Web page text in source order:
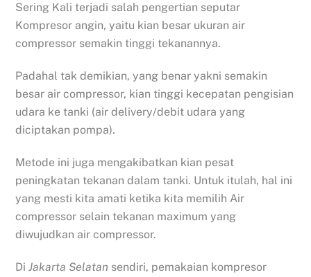
Sering Kali terjadi salah pengertian seputar
Kompresor angin, yaitu kian besar ukuran air
compressor semakin tinggi tekanannya.
Padahal tak demikian, yang benar yakni semakin
besar air compressor, kian tinggi kecepatan pengisian
udara ke tanki (air delivery/debit udara yang
diciptakan pompa).
Metode ini juga mengakibatkan kian pesat
peningkatan tekanan dalam tanki. Untuk itulah, hal ini
yang mesti kita amati ketika kita memilih Air
compressor selain tekanan maximum yang
diwujudkan air compressor.
DiJakarta Selatan sendiri, pemakaian kompresor